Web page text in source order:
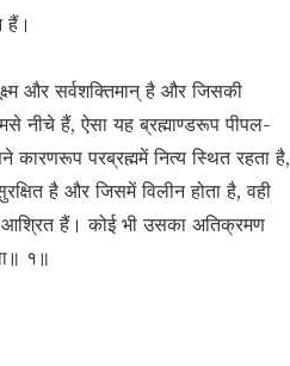
हैं।
और सर्वशक्तिमान् है और जिसकी
नीचे हैं, ऐसा यह ब्रह्माण्डरूप पीपल-
परब्रह्ममें नित्य स्थित रहता है,
है और जिसमें विलीन होता है, वही
आश्रित हैं। कोई भी उसका अतिक्रमण
१॥